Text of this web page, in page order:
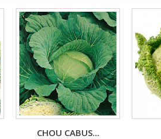
CHOU CABUS...